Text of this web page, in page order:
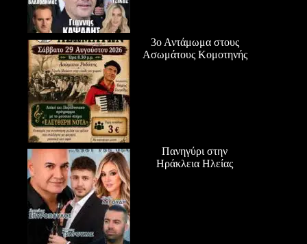
3ο Αντάμωμα στους
Ασωμάτους Κομοτηνής
Πανηγύρι στην
Ηράκλεια Ηλείας